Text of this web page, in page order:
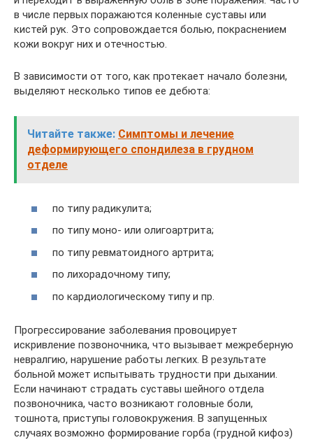
в числе первых поражаются коленные суставы или
кистей рук. Это сопровождается болью, покраснением
кожи вокруг них и отечностью.
В зависимости от того, как протекает начало болезни,
выделяют несколько типов ее дебюта:
Читайте также: Симптомы и лечение
деформирующего спондилеза в грудном
отделе
по типу радикулита;
по типу моно- или олигоартрита;
по типу ревматоидного артрита;
по лихорадочному типу;
по кардиологическому типу и пр.
Прогрессирование заболевания провоцирует
искривление позвоночника, что вызывает межреберную
невралгию, нарушение работы легких. В результате
больной может испытывать трудности при дыхании.
Если начинают страдать суставы шейного отдела
позвоночника, часто возникают головные боли,
тошнота, приступы головокружения. В запущенных
случаях возможно формирование горба (грудной кифоз)